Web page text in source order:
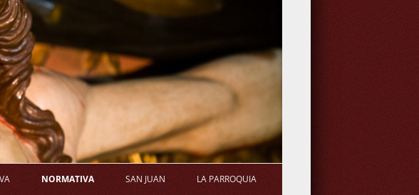
NORMATIVA SAN JUAN LA PARROQUIA